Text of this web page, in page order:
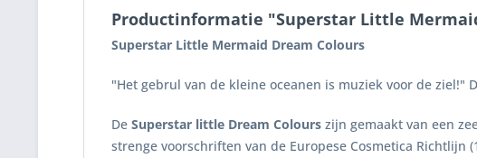
Productinformatie "Superstar Little
Superstar Little Mermaid Dream Colours
"Het gebrul van de kleine oceanen is muziek voor de ziel!"
De Superstar little Dream Colours zijn gemaakt van een
strenge voorschriften van de Europese Cosmetica Richtlijn